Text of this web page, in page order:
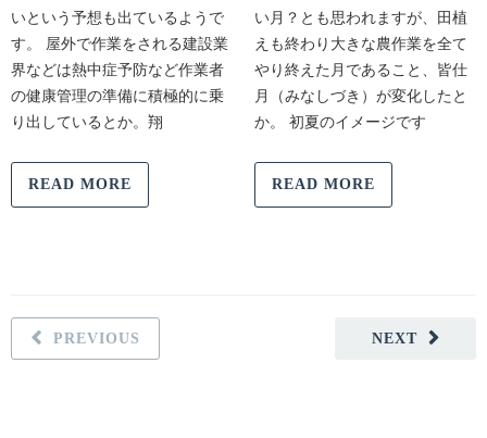
いという予想も出ているようで
す。 屋外で作業をされる建設業
界などは熱中症予防など作業者
の健康管理の準備に積極的に乗
り出しているとか。翔
READ MORE
い月？とも思われますが、田植
えも終わり大きな農作業を全て
やり終えた月であること、皆仕
月（みなしづき）が変化したと
か。 初夏のイメージです
READ MORE
NEXT
PREVIOUS